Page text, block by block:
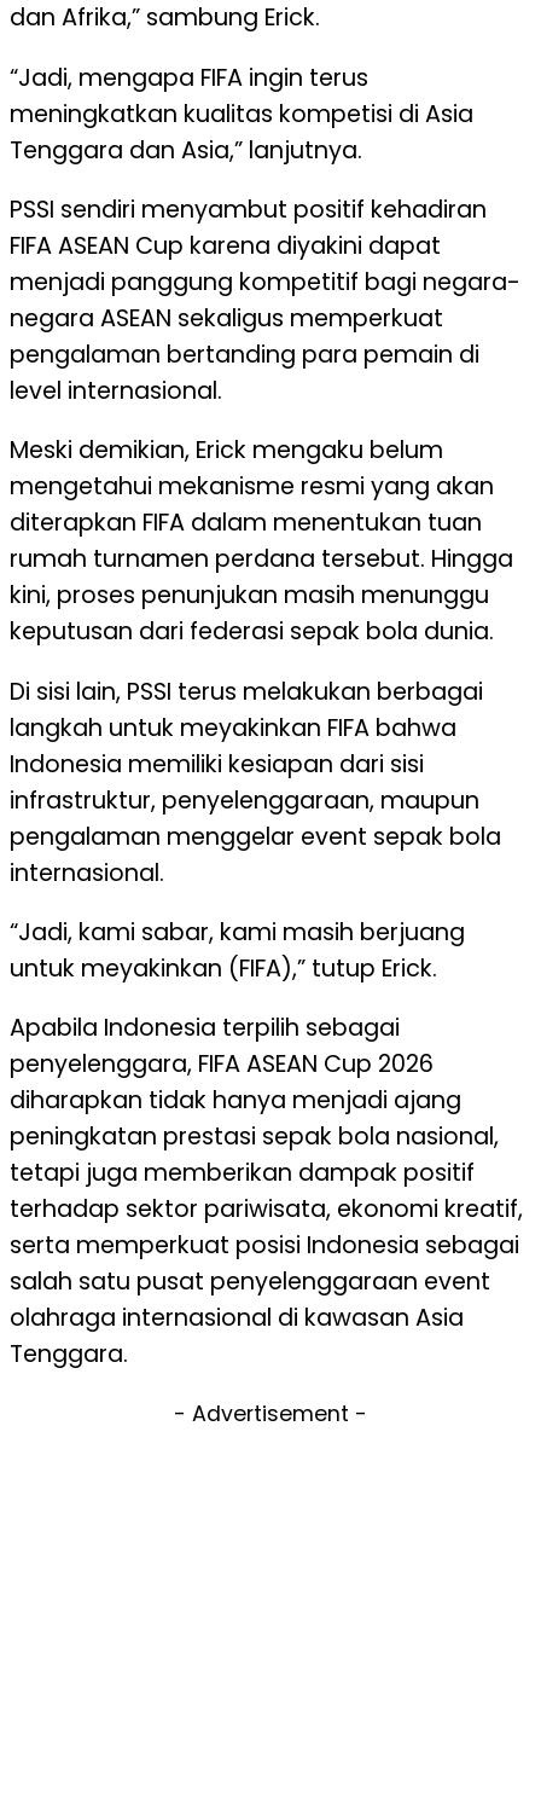
dan Afrika,” sambung Erick.
“Jadi, mengapa FIFA ingin terus
meningkatkan kualitas kompetisi di Asia
Tenggara dan Asia,” lanjutnya.
PSSI sendiri menyambut positif kehadiran
FIFA ASEAN Cup karena diyakini dapat
menjadi panggung kompetitif bagi negara-
negara ASEAN sekaligus memperkuat
pengalaman bertanding para pemain di
level internasional.
Meski demikian, Erick mengaku belum
mengetahui mekanisme resmi yang akan
diterapkan FIFA dalam menentukan tuan
rumah turnamen perdana tersebut. Hingga
kini, proses penunjukan masih menunggu
keputusan dari federasi sepak bola dunia.
Di sisi lain, PSSI terus melakukan berbagai
langkah untuk meyakinkan FIFA bahwa
Indonesia memiliki kesiapan dari sisi
infrastruktur, penyelenggaraan, maupun
pengalaman menggelar event sepak bola
internasional.
“Jadi, kami sabar, kami masih berjuang
untuk meyakinkan (FIFA),” tutup Erick.
Apabila Indonesia terpilih sebagai
penyelenggara, FIFA ASEAN Cup 2026
diharapkan tidak hanya menjadi ajang
peningkatan prestasi sepak bola nasional,
tetapi juga memberikan dampak positif
terhadap sektor pariwisata, ekonomi kreatif,
serta memperkuat posisi Indonesia sebagai
salah satu pusat penyelenggaraan event
olahraga internasional di kawasan Asia
Tenggara.
- Advertisement -